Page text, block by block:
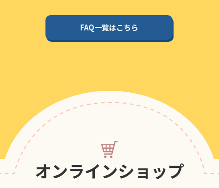
FAQ一覧はこちら
オンラインショップ